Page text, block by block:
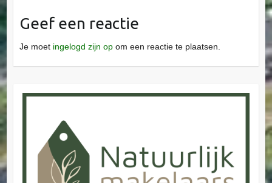
Geef een reactie
Je moet ingelogd zijn opom een reactie te plaatsen.